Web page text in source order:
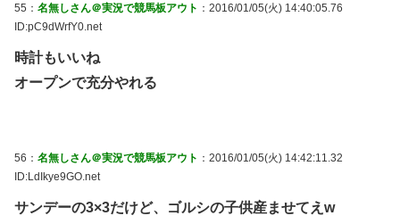
55： 名無しさん＠実況で競馬板アウト ：2016/01/05(火) 14:40:05.76
ID:pC9dWrfY0.net
時計もいいね
オープンで充分やれる
56： 名無しさん＠実況で競馬板アウト ：2016/01/05(火) 14:42:11.32
ID:LdIkye9GO.net
サンデーの3×3だけど、ゴルシの子供産ませてえw